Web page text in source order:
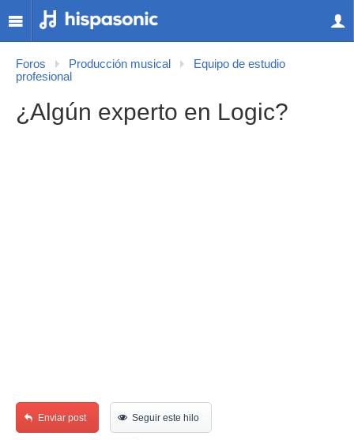
Foros Producción musical
Equipo de estudio
profesional
¿Algún experto en Logic?
Enviar post Seguir este hilo